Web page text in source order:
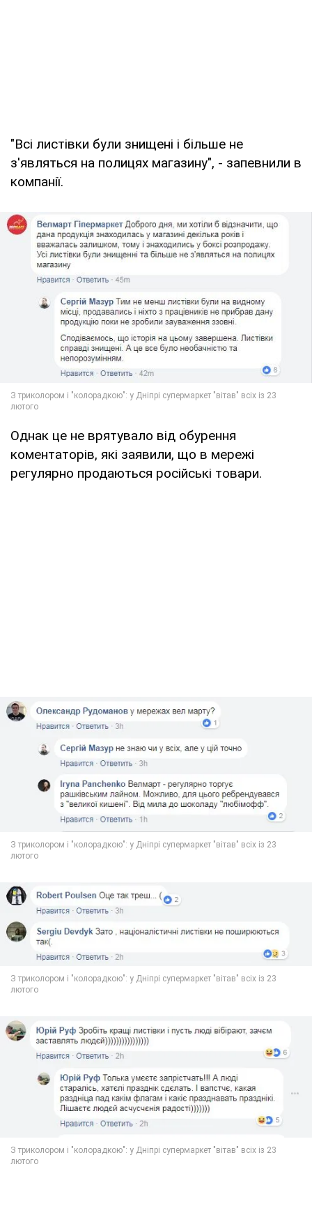
"Всі листівки були знищені і більше не
з'являться на полицях магазину", - запевнили в
компанії.
Однак це не врятувало від обурення
коментаторів, які заявили, що в мережі
регулярно продаються російські товари.